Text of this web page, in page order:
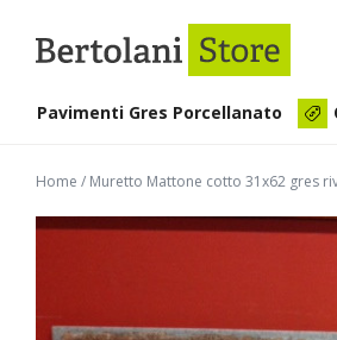
Pavimenti Gres Porcellanato
Home / Muretto Mattone cotto 31x62 gres